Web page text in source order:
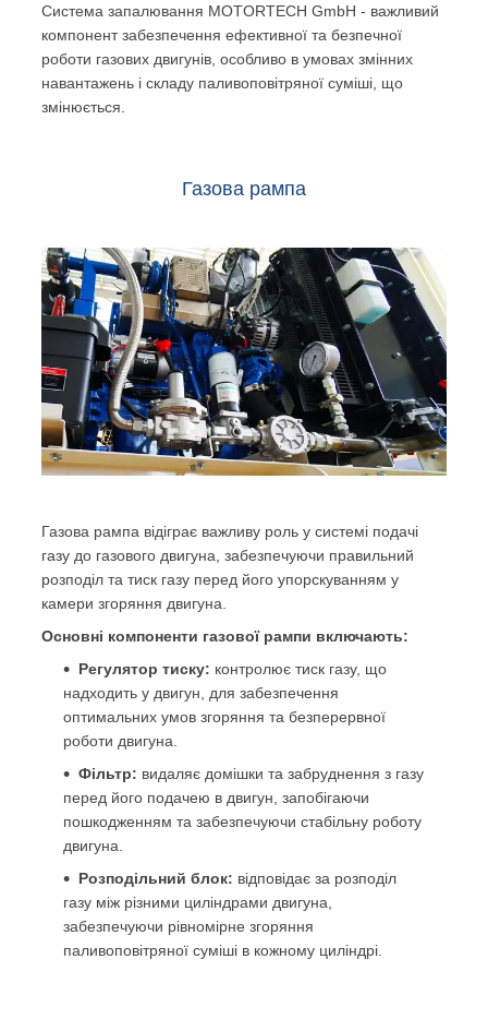
Система запалювання MOTORTECH GmbH - важливий
компонент забезпечення ефективної та безпечної
роботи газових двигунів, особливо в умовах змінних
навантажень і складу паливоповітряної суміші, що
змінюється.
Газова рампа
Газова рампа відіграє важливу роль у системі подачі
газу до газового двигуна, забезпечуючи правильний
розподіл та тиск газу перед його упорскуванням у
камери згоряння двигуна.
Основні компоненти газової рампи включають:
Регулятор тиску: контролює тиск газу, що
надходить у двигун, для забезпечення
оптимальних умов згоряння та безперервної
роботи двигуна.
Фільтр: видаляє домішки та забруднення з газу
перед його подачею в двигун, запобігаючи
пошкодженням та забезпечуючи стабільну роботу
двигуна.
Розподільний блок: відповідає за розподіл
газу між різними циліндрами двигуна,
забезпечуючи рівномірне згоряння
паливоповітряної суміші в кожному циліндрі.